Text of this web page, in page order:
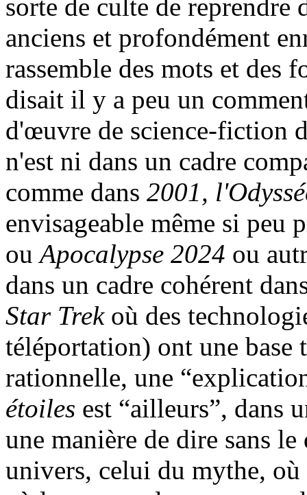
sorte de culte de reprendre
anciens et profondément
rassemble des mots et des
disait il y a peu un
d'œuvre de science-fiction
n'est ni dans un cadre
comme dans 2001,
envisageable même si peu
ouApocalypse 2024 ou
dans un cadre cohérent
Star Trekoù des
téléportation) ont une base
rationnelle, une
étoiles est “ailleurs”, dans
une manière de dire sans
univers, celui du mythe, où